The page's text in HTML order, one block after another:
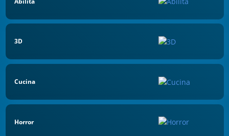
3D
Cucina
Horror